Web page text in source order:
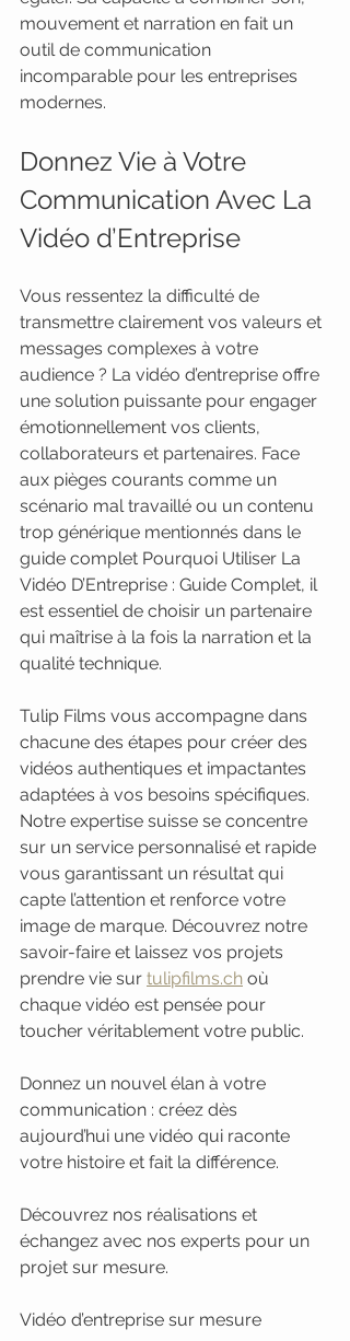
mouvement et narration en fait un
outil de communication
incomparable pour les entreprises
modernes.
Donnez Vie à Votre
Communication Avec La
Vidéo d’Entreprise
Vous ressentez la difficulté de
transmettre clairement vos valeurs et
messages complexes à votre
audience ? La vidéo d’entreprise offre
une solution puissante pour engager
émotionnellement vos clients,
collaborateurs et partenaires. Face
aux pièges courants comme un
scénario mal travaillé ou un contenu
trop générique mentionnés dans le
guide complet Pourquoi Utiliser La
Vidéo D’Entreprise : Guide Complet, il
est essentiel de choisir un partenaire
qui maîtrise à la fois la narration et la
qualité technique.
Tulip Films vous accompagne dans
chacune des étapes pour créer des
vidéos authentiques et impactantes
adaptées à vos besoins spécifiques.
Notre expertise suisse se concentre
sur un service personnalisé et rapide
vous garantissant un résultat qui
capte l’attention et renforce votre
image de marque. Découvrez notre
savoir-faire et laissez vos projets
prendre vie sur tulipfilms.ch où
chaque vidéo est pensée pour
toucher véritablement votre public.
Donnez un nouvel élan à votre
communication : créez dès
aujourd’hui une vidéo qui raconte
votre histoire et fait la différence.
Découvrez nos réalisations et
échangez avec nos experts pour un
projet sur mesure.
Vidéo d’entreprise sur mesure